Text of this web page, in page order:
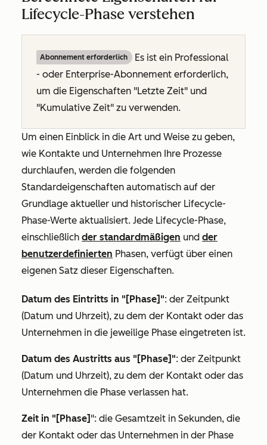
Lifecycle-Phase verstehen
Abonnement erforderlich Es ist ein Professional
- oder Enterprise-Abonnement erforderlich,
um die Eigenschaften "Letzte Zeit" und
"Kumulative Zeit" zu verwenden.
Um einen Einblick in die Art und Weise zu geben,
wie Kontakte und Unternehmen Ihre Prozesse
durchlaufen, werden die folgenden
Standardeigenschaften automatisch auf der
Grundlage aktueller und historischer Lifecycle-
Phase-Werte aktualisiert. Jede Lifecycle-Phase,
einschließlich der standardmäßigen und der
benutzerdefinierten Phasen, verfügt über einen
eigenen Satz dieser Eigenschaften.
Datum des Eintritts in "[Phase]": der Zeitpunkt
(Datum und Uhrzeit), zu dem der Kontakt oder das
Unternehmen in die jeweilige Phase eingetreten ist.
Datum des Austritts aus "[Phase]": der Zeitpunkt
(Datum und Uhrzeit), zu dem der Kontakt oder das
Unternehmen die Phase verlassen hat.
Zeit in "[Phase] ": die Gesamtzeit in Sekunden, die
der Kontakt oder das Unternehmen in der Phase